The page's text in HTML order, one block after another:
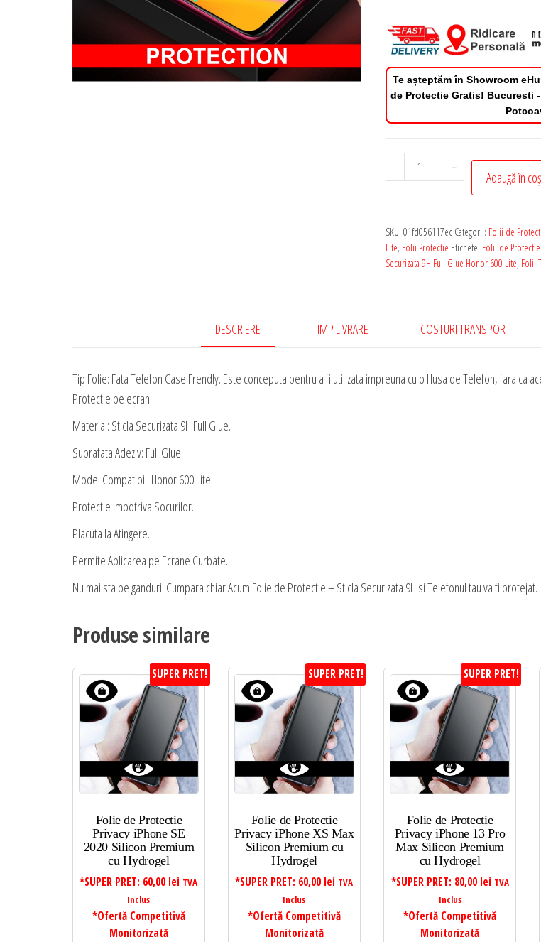
Te așteptăm în Showroom
de Protectie Gratis! Bucuresti
-
Cantitate
Folie
Honor
600
Securizata
Glue
+
Adaugă în coș
SKU: 01fd056117ec Categorii: Folii de
Lite, Folii Protectie Etichete: Folii de
Securizata 9H Full Glue Honor 600 Lite, Folii
DESCRIERE TIMP LIVRARE COSTURI TRANSPORT
Tip Folie: Fata Telefon Case Frendly. Este conceputa pentru a fi utilizata impreuna cu o Husa de Telefon, fara ca
Protectie pe ecran.
Material: Sticla Securizata 9H Full Glue.
Suprafata Adeziv: Full Glue.
Model Compatibil: Honor 600 Lite.
Protectie Impotriva Socurilor.
Placuta la Atingere.
Permite Aplicarea pe Ecrane Curbate.
Nu mai sta pe ganduri. Cumpara chiar Acum Folie de Protectie – Sticla Securizata 9H si Telefonul tau va fi protejat.
Produse similare
SUPER PRET!
Folie de Protectie
Privacy iPhone SE
2020 Silicon Premium
cu Hydrogel
*SUPER PRET: 60,00 lei TVA
Inclus
*Ofertă Competitivă
Monitorizată
SUPER PRET!
Folie de Protectie
Privacy iPhone XS Max
Silicon Premium cu
Hydrogel
*SUPER PRET: 60,00 lei TVA
Inclus
*Ofertă Competitivă
Monitorizată
SUPER PRET!
Folie de Protectie
Privacy iPhone 13 Pro
Max Silicon Premium
cu Hydrogel
*SUPER PRET: 80,00 lei TVA
Inclus
*Ofertă Competitivă
Monitorizată